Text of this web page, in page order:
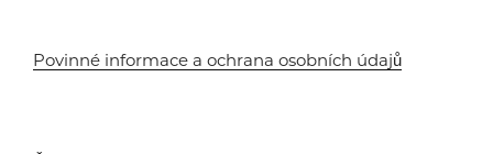
Povinné informace a ochrana osobních údajů